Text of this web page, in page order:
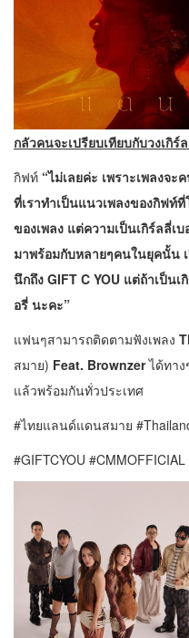
กลัวคนจะเปรียบเทียบกับวงเกิร์
กิฟท์ “ไม่เลยค่ะ เพราะเพลงจ
ที่เราทำเป็นแนวเพลงของกิฟท์
ของเพลง แต่ความเป็นเกิร์ลลี่เ
มาพร้อมกับหลายๆคนในยุคนั้น
นึกถึง GIFT C YOU แต่ถ้าเป็น
อรี่ นะคะ”
แฟนๆสามารถติดตามฟังเพลง
สมาย) Feat. Brownzerได้ทาง
แล้วพร้อมกันทั่วประเทศ
#ไทยแลนด์แดนสมาย
#GIFTCYOU